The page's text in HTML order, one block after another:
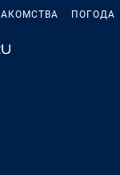
ПОГОДА